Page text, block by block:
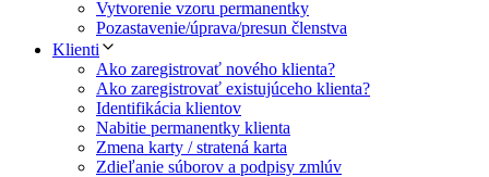
Vytvorenie vzoru permanentky
Pozastavenie/úprava/presun členstva
Klienti
Ako zaregistrovať nového klienta?
Ako zaregistrovať existujúceho klienta?
Identifikácia klientov
Nabitie permanentky klienta
Zmena karty / stratená karta
Zdieľanie súborov a podpisy zmlúv